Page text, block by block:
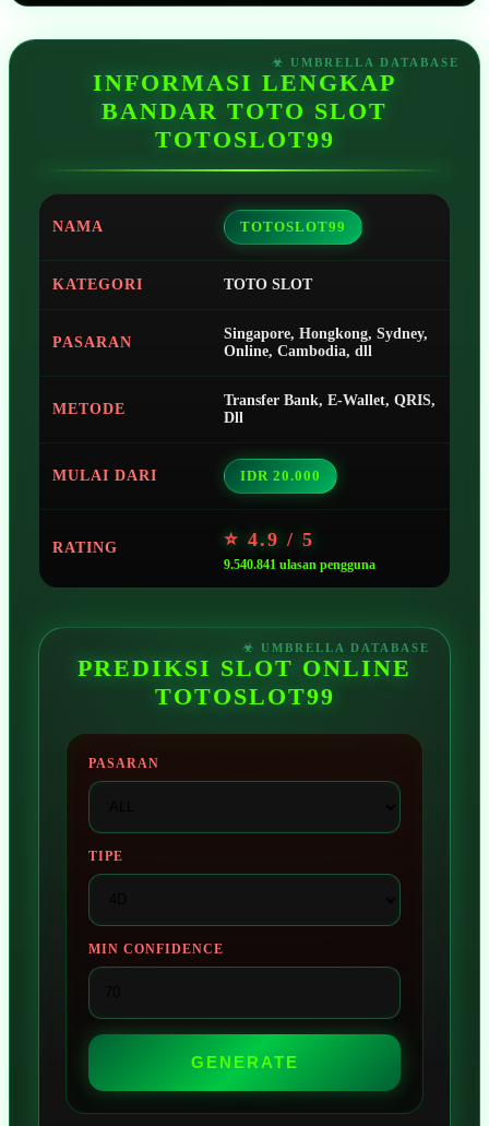
INFORMASI LENGKAP
BANDAR TOTO SLOT
TOTOSLOT99
NAMA TOTOSLOT99
KATEGORI TOTO SLOT
PASARAN
Singapore, Hongkong, Sydney,
Online, Cambodia, dll
METODE
Transfer Bank, E-Wallet, QRIS,
Dll
MULAI DARI IDR 20.000
RATING ⭐ 4.9 / 5
9.540.841 ulasan pengguna
PREDIKSI SLOT ONLINE
TOTOSLOT99
PASARAN
TIPE
MIN CONFIDENCE
GENERATE